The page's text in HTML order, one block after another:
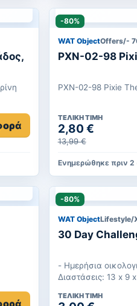
-80%
WAT ObjectOffers/-
PXN-02-98
PXN-02-98 Pixie
ΤΕΛΙΚΉ ΤΙΜΉ
2,80 €
13,99 €
Ενημερώθηκε πριν 2
-80%
WAT ObjectLifestyle/
30 Day
- Ημερήσια
Διαστάσεις: 13 x 9
ΤΕΛΙΚΉ ΤΙΜΉ